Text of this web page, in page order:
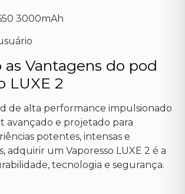
3000mAh
as Vantagens do pod
LUXE 2
de alta performance impulsionado
avançado e projetado para
potentes, intensas e
adquirir um Vaporesso LUXE 2 é a
tecnologia e segurança.